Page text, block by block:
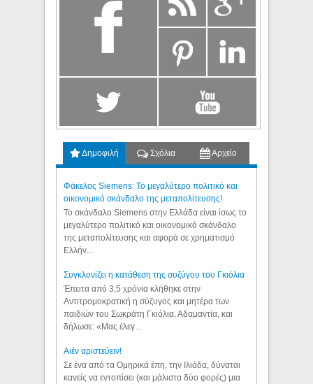
Δημοφιλή Σχόλια Αρχείο
Φάκελος Siemens: Το μεγαλύτερο πολιτικό και
οικονομικό σκάνδαλο της μεταπολίτευσης!
Το σκάνδαλο Siemens στην Ελλάδα είναι ίσως το
μεγαλύτερο πολιτικό και οικονομικό σκάνδαλο
της μεταπολίτευσης και αφορά σε χρηματισμό
Ελλήν...
Συγκλονίζει η κατάθεση της συζύγου του Γκιόλια
Έπειτα από 3,5 χρόνια κλήθηκε στην
Αντιτρομοκρατική η σύζυγος και μητέρα των
παιδιών του Σωκράτη Γκιόλια, Αδαμαντία, και
δήλωσε: «Μας έλεγ...
Aιέν αριστεύειν!
Σε ένα από τα Ομηρικά έπη, την Ιλιάδα, δύναται
κανείς να εντοπίσει (και μάλιστα δύο φορές) μια